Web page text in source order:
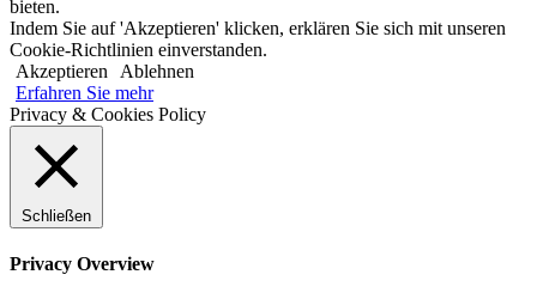
bieten.
Indem Sie auf 'Akzeptieren' klicken, erklären Sie sich mit unseren
Cookie-Richtlinien einverstanden.
Akzeptieren
Ablehnen
Erfahren Sie mehr
Privacy & Cookies Policy
Schließen
Privacy Overview